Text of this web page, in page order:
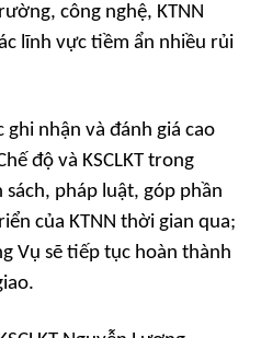
công nghệ, KTNN
lĩnh vực tiềm ẩn nhiều rủi
ghi nhận và đánh giá cao
độ và KSCLKT trong
pháp luật, góp phần
của KTNN thời gian qua;
Vụ sẽ tiếp tục hoàn thành